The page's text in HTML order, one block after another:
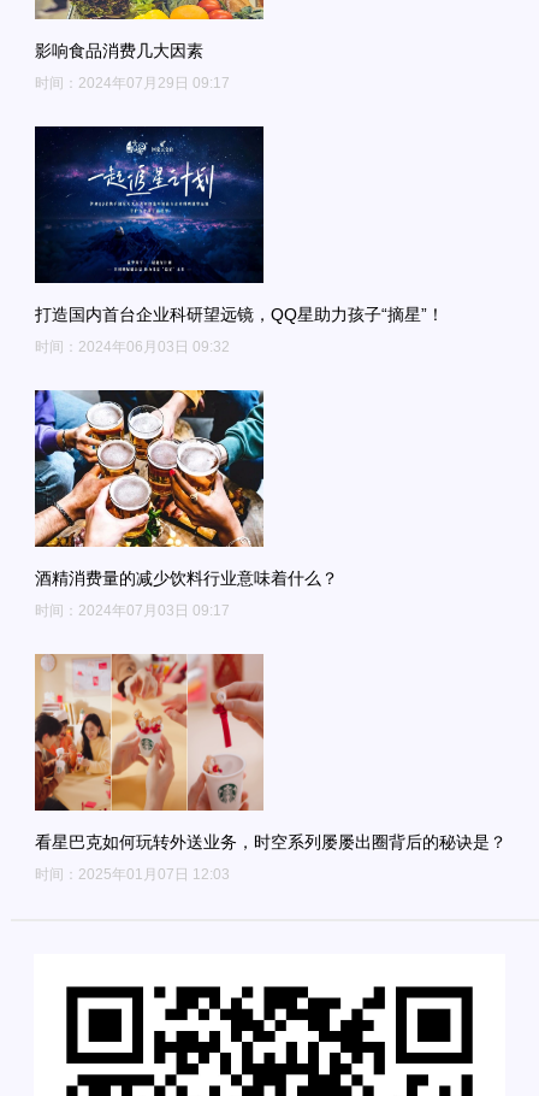
影响食品消费几大因素
时间：2024年07月29日 09:17
打造国内首台企业科研望远镜，QQ星助力孩子“摘星”！
时间：2024年06月03日 09:32
酒精消费量的减少饮料行业意味着什么？
时间：2024年07月03日 09:17
看星巴克如何玩转外送业务，时空系列屡屡出圈背后的秘诀是？
时间：2025年01月07日 12:03